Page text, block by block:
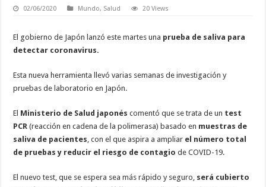
02/06/2020 Mundo, Salud 20 Views
El gobierno de Japón lanzó este martes una prueba de saliva para
detectar coronavirus.
Esta nueva herramienta llevó varias semanas de investigación y
pruebas de laboratorio en Japón.
El Ministerio de Salud japonés comentó que se trata de un test
PCR (reacción en cadena de la polimerasa) basado en muestras de
saliva de pacientes, con el que aspira a ampliar el número total
de pruebas y reducir el riesgo de contagio de COVID-19.
El nuevo test, que se espera sea más rápido y seguro, será cubierto